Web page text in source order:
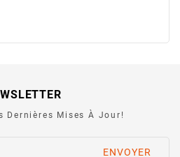
Dernières Mises À Jour!